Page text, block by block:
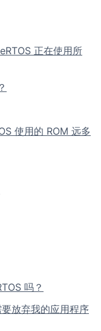
正在使用所
使用的 ROM 远多
吗？
放弃我的应用程序